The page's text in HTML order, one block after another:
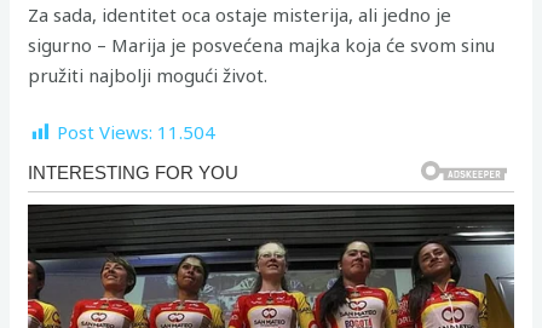
Za sada, identitet oca ostaje misterija, ali jedno je
sigurno – Marija je posvećena majka koja će svom sinu
pružiti najbolji mogući život.
Post Views: 11.504